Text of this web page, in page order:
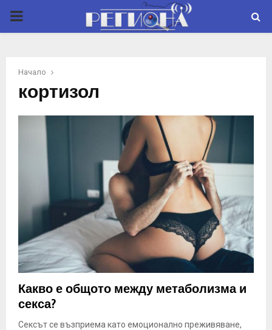
P
M
Y
M
N
Начало
кортизол
Какво е общото между метаболизма и
секса?
Сексът се възприема като емоционално преживяване,